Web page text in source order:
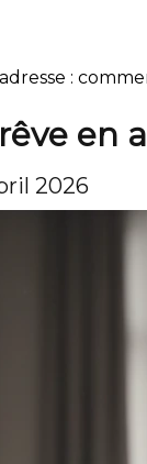
:
en
2026